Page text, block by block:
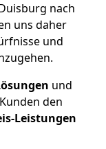
nach
uns daher
und
und
den
Leistungen